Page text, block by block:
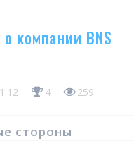
компании BNS
4 259
стороны